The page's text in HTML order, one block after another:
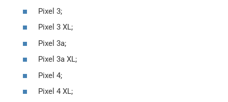
Pixel 3;
Pixel 3 XL;
Pixel 3a;
Pixel 3a XL;
Pixel 4;
Pixel 4 XL;